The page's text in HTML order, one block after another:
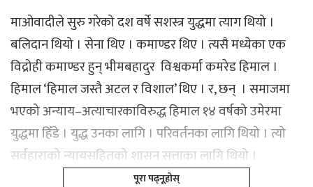
माओवादीले सुरु गरेको दश वर्षे सशस्त्र युद्धमा त्याग थियो ।
बलिदान थियो । सेना थिए । कमाण्डर थिए । त्यसै मध्येका एक
विद्रोही कमाण्डर हुन् भीमबहादुर विश्वकर्मा कमरेड हिमाल ।
हिमाल ‘हिमाल जस्तै अटल र विशाल’ थिए । र, छन् । समाजमा
भएको अन्याय–अत्याचारकाविरुद्ध हिमाल १४ वर्षको उमेरमा
युद्धमा हिँडे । युद्ध उनका लागि । परिवर्तनका लागि थियो । त्यो
सर्वहाराको न्यायसहितको शासन सत्ताका लागि थियो ।
पूरा पढ्नूहोस्